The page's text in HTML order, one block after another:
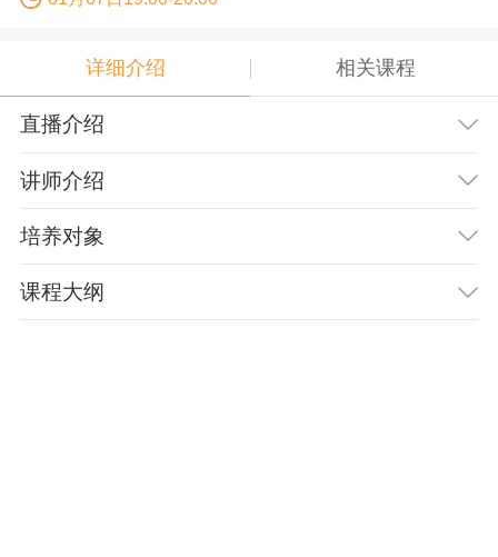
详细介绍 相关课程
直播介绍
讲师介绍
培养对象
课程大纲